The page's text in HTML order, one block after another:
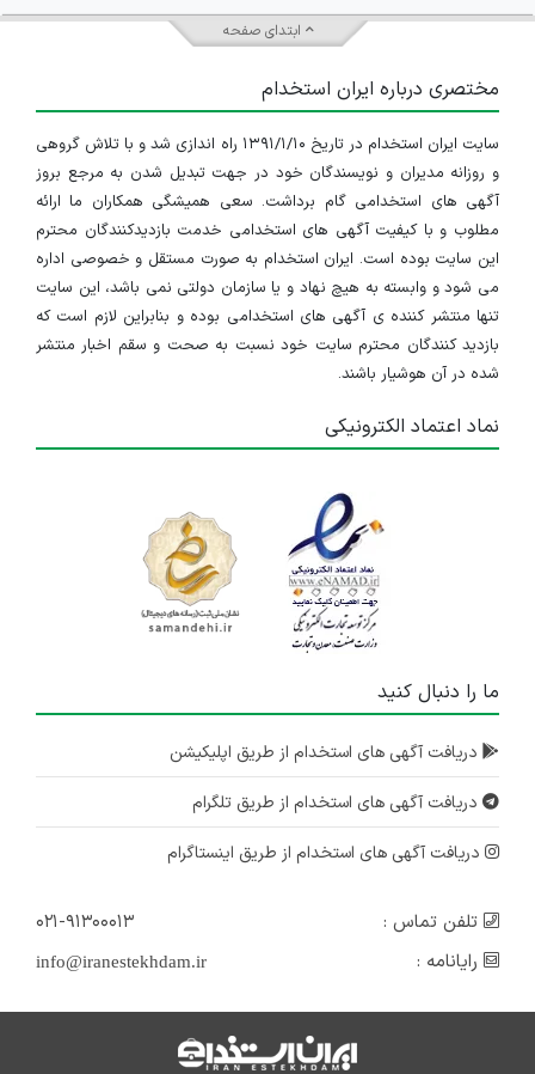
ابتدای صفحه
مختصری درباره ایران استخدام
سایت ایران استخدام در تاریخ ۱۳۹۱/۱/۱۰ راه اندازی شد و با تلاش گروهی
و روزانه مدیران و نویسندگان خود در جهت تبدیل شدن به مرجع بروز
آگهی های استخدامی گام برداشت. سعی همیشگی همکاران ما ارائه
مطلوب و با کیفیت آگهی های استخدامی خدمت بازدیدکنندگان محترم
این سایت بوده است. ایران استخدام به صورت مستقل و خصوصی اداره
می شود و وابسته به هیچ نهاد و یا سازمان دولتی نمی باشد، این سایت
تنها منتشر کننده ی آگهی های استخدامی بوده و بنابراین لازم است که
بازدید کنندگان محترم سایت خود نسبت به صحت و سقم اخبار منتشر
شده در آن هوشیار باشند.
نماد اعتماد الکترونیکی
ما را دنبال کنید
دریافت آگهی های استخدام از طریق اپلیکیشن
دریافت آگهی های استخدام از طریق تلگرام
دریافت آگهی های استخدام از طریق اینستاگرام
تلفن تماس :
۰۲۱-۹۱۳۰۰۰۱۳
رایانامه :
info@iranestekhdam.ir